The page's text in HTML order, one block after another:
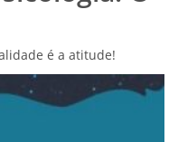
é a atitude!